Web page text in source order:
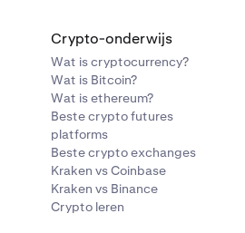
Crypto-onderwijs
Wat is cryptocurrency?
Wat is Bitcoin?
Wat is ethereum?
Beste crypto futures
platforms
Beste crypto exchanges
Kraken vs Coinbase
Kraken vs Binance
Crypto leren